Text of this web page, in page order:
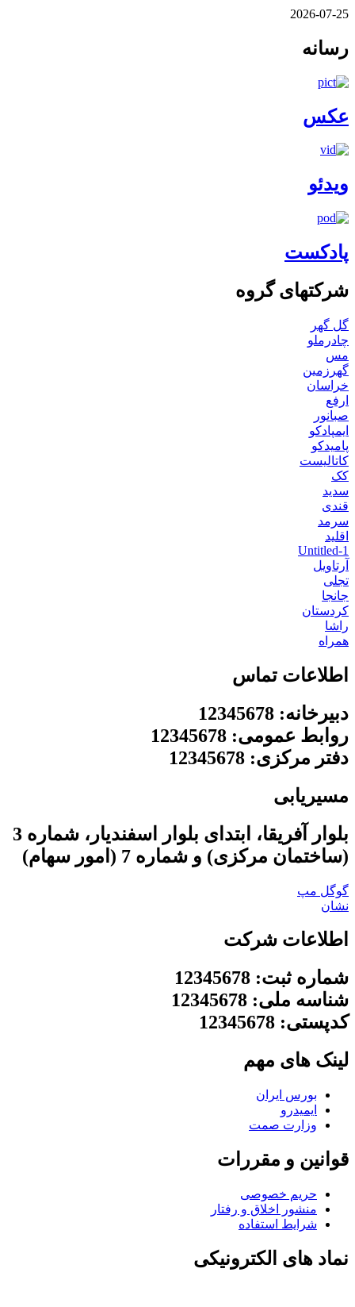
2026-07-25
رسانه
عکس
ویدئو
پادکست
شرکتهای گروه
گل گهر
چادرملو
مس
گهرزمین
خراسان
ارفع
صبانور
ایمپادکو
پامیدکو
کاتالیست
کک
سدید
قندی
سرمد
اقلید
Untitled-1
آرتاویل
تجلی
جانجا
کردستان
راشا
همراه
اطلاعات تماس
دبیرخانه: 12345678
روابط عمومی: 12345678
دفتر مرکزی: 12345678
مسیریابی
بلوار آفریقا، ابتدای بلوار اسفندیار، شماره 3
(ساختمان مرکزی) و شماره 7 (امور سهام)
گوگل مپ
نشان
اطلاعات شرکت
شماره ثبت: 12345678
شناسه ملی: 12345678
کدپستی: 12345678
لینک های مهم
بورس ایران
ایمیدرو
وزارت صمت
قوانین و مقررات
حریم خصوصی
منشور اخلاق و رفتار
شرایط استفاده
نماد های الکترونیکی